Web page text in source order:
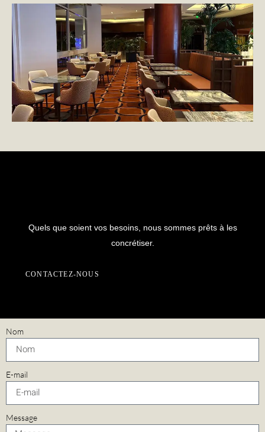
Quels que soient vos besoins, nous sommes prêts à les
concrétiser.
CONTACTEZ-NOUS
Nom
E-mail
Message